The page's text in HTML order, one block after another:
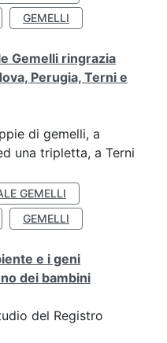
GEMELLI
Gemelli ringrazia
Perugia, Terni e
di gemelli, a
una tripletta, a Terni
GEMELLI
GEMELLI
e i geni
dei bambini
del Registro